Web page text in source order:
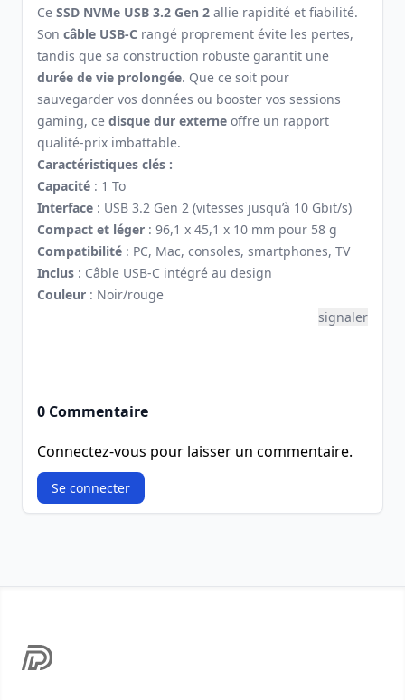
Ce SSD NVMe USB 3.2 Gen 2 allie rapidité et fiabilité.
Son câble USB-C rangé proprement évite les pertes,
tandis que sa construction robuste garantit une
durée de vie prolongée. Que ce soit pour
sauvegarder vos données ou booster vos sessions
gaming, ce disque dur externe offre un rapport
qualité-prix imbattable.
Caractéristiques clés :
Capacité : 1 To
Interface : USB 3.2 Gen 2 (vitesses jusqu’à 10 Gbit/s)
Compact et léger : 96,1 x 45,1 x 10 mm pour 58 g
Compatibilité : PC, Mac, consoles, smartphones, TV
Inclus : Câble USB-C intégré au design
Couleur : Noir/rouge
signaler
0 Commentaire
Connectez-vous pour laisser un commentaire.
Se connecter